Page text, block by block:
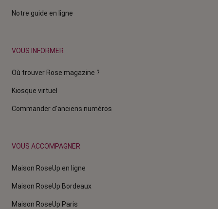
Notre guide en ligne
VOUS INFORMER
Où trouver Rose magazine ?
Kiosque virtuel
Commander d'anciens numéros
VOUS ACCOMPAGNER
Maison RoseUp en ligne
Maison RoseUp Bordeaux
Maison RoseUp Paris